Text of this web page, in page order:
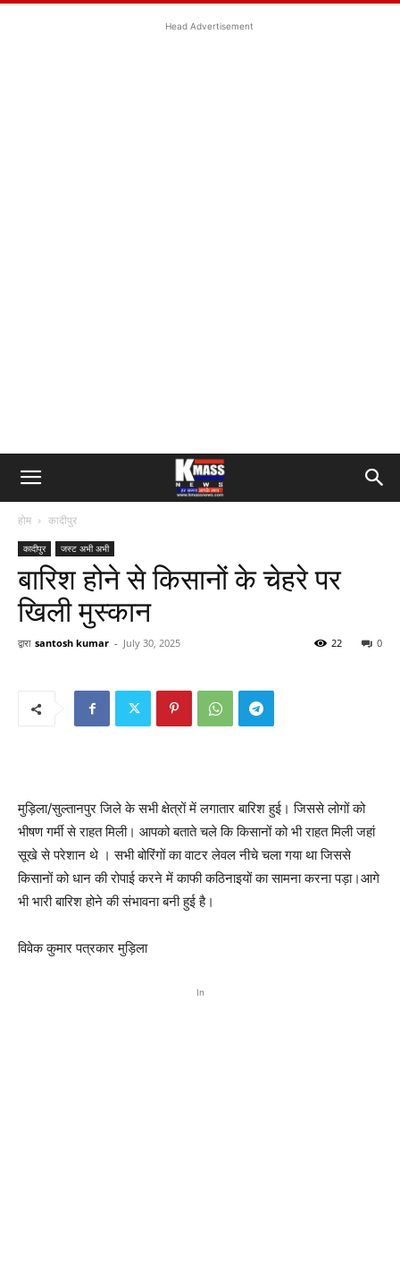
Head Advertisement
होम कादीपुर
कादीपुर जस्ट अभी अभी
बारिश होने से किसानों के चेहरे पर
खिली मुस्कान
द्वारा santosh kumar - July 30, 2025 0
22
मुड़िला/सुल्तानपुर जिले के सभी क्षेत्रों में लगातार बारिश हुई। जिससे लोगों को
भीषण गर्मी से राहत मिली। आपको बताते चले कि किसानों को भी राहत मिली जहां
सूखे से परेशान थे । सभी बोरिंगों का वाटर लेवल नीचे चला गया था जिससे
किसानों को धान की रोपाई करने में काफी कठिनाइयों का सामना करना पड़ा।आगे
भी भारी बारिश होने की संभावना बनी हुई है।
विवेक कुमार पत्रकार मुड़िला
In